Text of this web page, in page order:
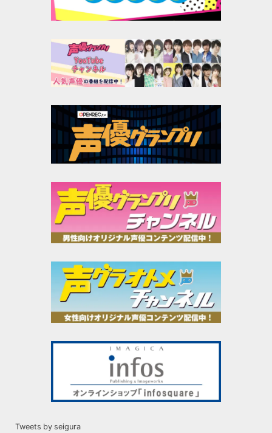
Tweets by seigura